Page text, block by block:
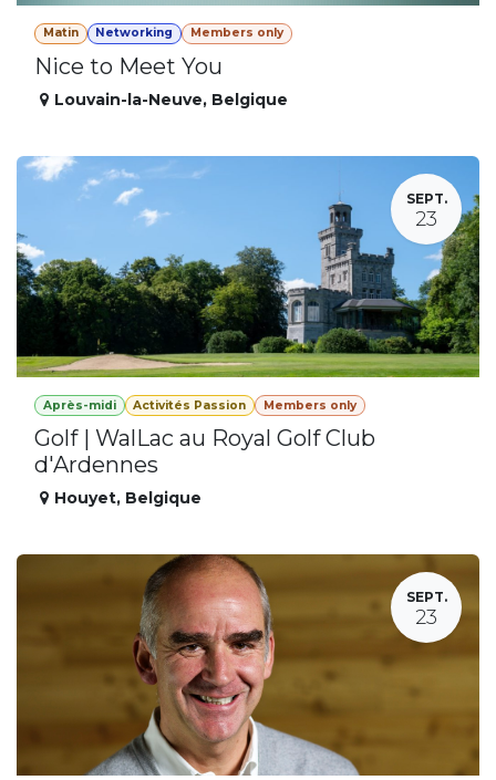
Matin Networking Members only
Nice to Meet You
Louvain-la-Neuve, Belgique
SEPT.
23
Après-midi Activités Passion Members only
Golf | WalLac au Royal Golf Club
d'Ardennes
Houyet, Belgique
SEPT.
23